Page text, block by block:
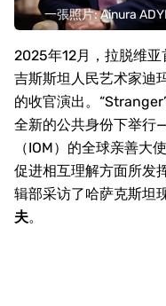
2025年12月，拉脱维
吉斯斯坦人民艺术家迪
的收官演出。
全新的公共身份下举行
（IOM）的全球亲善大
促进相互理解方面所发
辑部采访了哈萨克斯坦
夫。